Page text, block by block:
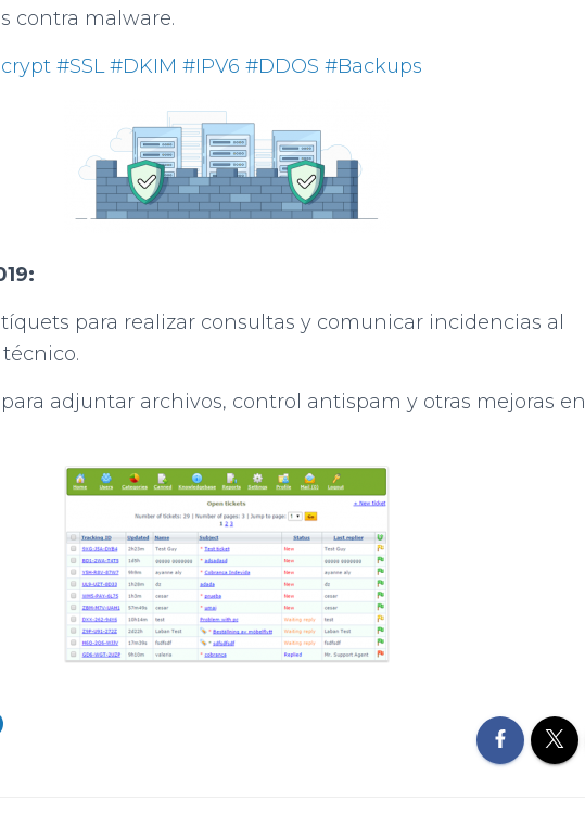
contra malware.
#SSL #DKIM #IPV6 #DDOS #Backups
para realizar consultas y comunicar incidencias al
adjuntar archivos, control antispam y otras mejoras en